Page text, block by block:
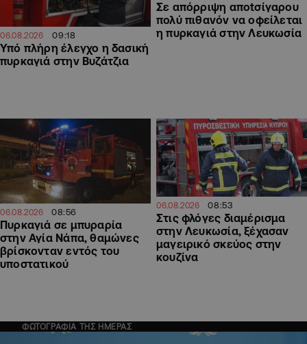
06.08.2026 09:18
Υπό πλήρη έλεγχο η δασική
πυρκαγιά στην Βυζάτζια
Σε απόρριψη απotσίγαρου
πολύ πιθανόν να οφείλεται
η πυρκαγιά στην Λευκωσία
06.08.2026 08:56
Πυρκαγιά σε μπυραρία
στην Αγία Νάπα, θαμώνες
βρίσκονταν εντός του
υποστατικού
06.08.2026 08:53
Στις φλόγες διαμέρισμα
στην Λευκωσία, ξέχασαν
μαγειρικό σκεύος στην
κουζίνα
ΦΩΤΟΓΡΑΦΙΑ ΤΗΣ ΗΜΕΡΑΣ